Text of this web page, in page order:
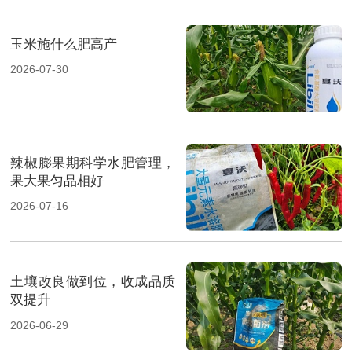
玉米施什么肥高产
2026-07-30
辣椒膨果期科学水肥管理，
果大果匀品相好
2026-07-16
土壤改良做到位，收成品质
双提升
2026-06-29